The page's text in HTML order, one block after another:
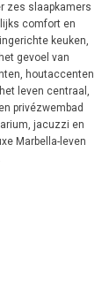
zes slaapkamers
comfort en
keuken,
gevoel van
houtaccenten
leven centraal,
privézwembad
jacuzzi en
Marbella-leven